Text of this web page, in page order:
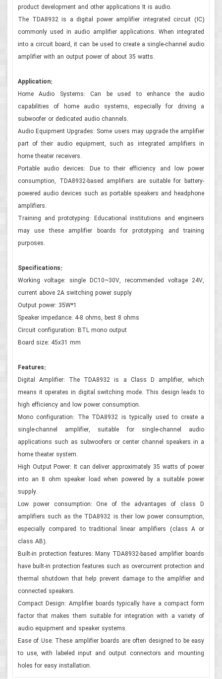
product development and other applications It is audio.
The TDA8932 is a digital power amplifier integrated circuit (IC)
commonly used in audio amplifier applications. When integrated
into a circuit board, it can be used to create a single-channel audio
amplifier with an output power of about 35 watts.
Application:
Home Audio Systems: Can be used to enhance the audio
capabilities of home audio systems, especially for driving a
subwoofer or dedicated audio channels.
Audio Equipment Upgrades: Some users may upgrade the amplifier
part of their audio equipment, such as integrated amplifiers in
home theater receivers.
Portable audio devices: Due to their efficiency and low power
consumption, TDA8932-based amplifiers are suitable for battery-
powered audio devices such as portable speakers and headphone
amplifiers.
Training and prototyping: Educational institutions and engineers
may use these amplifier boards for prototyping and training
purposes.
Specifications:
Working voltage: single DC10~30V, recommended voltage 24V,
current above 2A switching power supply
Output power: 35W*1
Speaker impedance: 4-8 ohms, best 8 ohms
Circuit configuration: BTL mono output
Board size: 45x31 mm
Features:
Digital Amplifier: The TDA8932 is a Class D amplifier, which
means it operates in digital switching mode. This design leads to
high efficiency and low power consumption.
Mono configuration: The TDA8932 is typically used to create a
single-channel amplifier, suitable for single-channel audio
applications such as subwoofers or center channel speakers in a
home theater system.
High Output Power: It can deliver approximately 35 watts of power
into an 8 ohm speaker load when powered by a suitable power
supply.
Low power consumption: One of the advantages of class D
amplifiers such as the TDA8932 is their low power consumption,
especially compared to traditional linear amplifiers (class A or
class AB).
Built-in protection features: Many TDA8932-based amplifier boards
have built-in protection features such as overcurrent protection and
thermal shutdown that help prevent damage to the amplifier and
connected speakers.
Compact Design: Amplifier boards typically have a compact form
factor that makes them suitable for integration with a variety of
audio equipment and speaker systems.
Ease of Use: These amplifier boards are often designed to be easy
to use, with labeled input and output connectors and mounting
holes for easy installation.